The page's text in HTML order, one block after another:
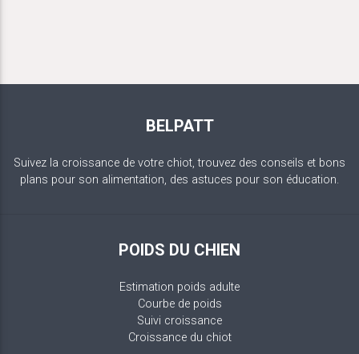
BELPATT
Suivez la croissance de votre chiot, trouvez des conseils et bons
plans pour son alimentation, des astuces pour son éducation.
POIDS DU CHIEN
Estimation poids adulte
Courbe de poids
Suivi croissance
Croissance du chiot